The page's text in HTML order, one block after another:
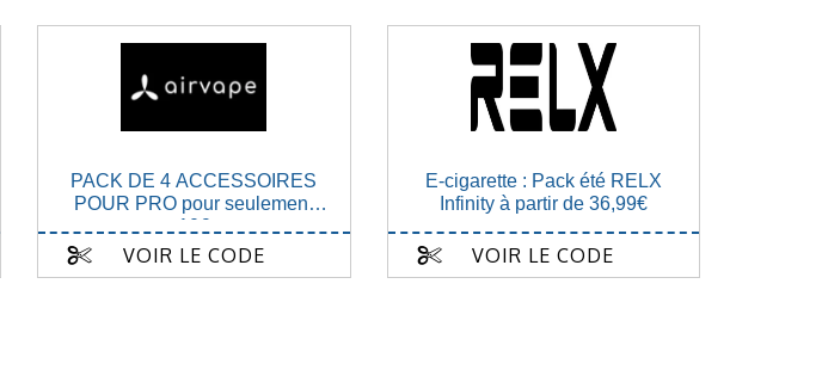
PACK DE 4 ACCESSOIRES
POUR PRO pour seulement
10€
VOIR LE CODE
E-cigarette : Pack été RELX
Infinity à partir de 36,99€
VOIR LE CODE